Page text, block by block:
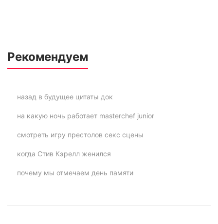
Рекомендуем
назад в будущее цитаты док
на какую ночь работает masterchef junior
смотреть игру престолов секс сцены
когда Стив Кэрелл женился
почему мы отмечаем день памяти